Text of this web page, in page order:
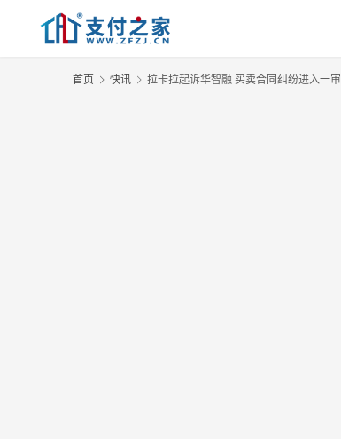
首页 快讯 拉卡拉起诉华智融 买卖合同纠纷进入一审